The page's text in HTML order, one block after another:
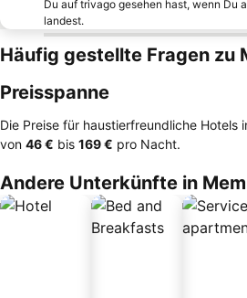
Du auf trivago gesehen hast, wenn Du
landest.
Häufig gestellte Fragen zu
Preisspanne
Die Preise für haustierfreundliche Hotels
von ‎46 € bis ‎169 € pro Nacht.
Andere Unterkünfte in